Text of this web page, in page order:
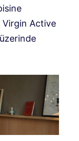
Virgin Active